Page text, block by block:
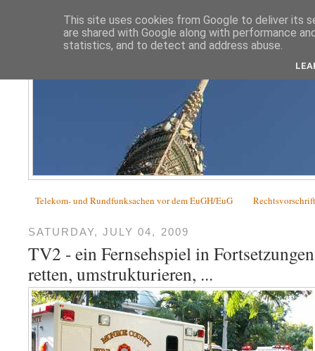
Telekom- und Rundfunksachen vor dem EuGH/EuG
SATURDAY, JULY 04, 2009
TV2 - ein Fernsehspiel in
retten, umstrukturieren, ...
This site uses cookies from Google to deliver its
are shared with Google along with performance
statistics, and to detect and address abuse.